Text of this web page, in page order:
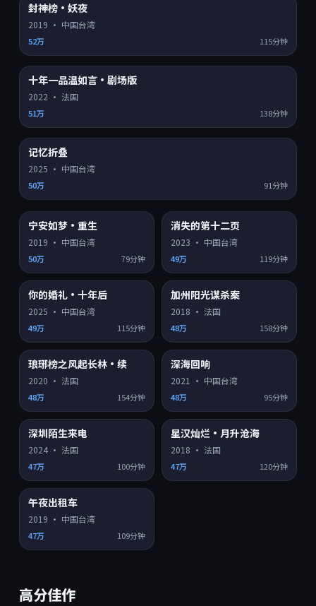
8.0
封神榜·妖夜
2019 · 中国台湾
52万 115分钟
8.2
十年一品温如言·剧场版
2022 · 法国
51万 138分钟
8.9
记忆折叠
2025 · 中国台湾
50万 91分钟
8.3
宁安如梦·重生
2019 · 中国台湾
50万 79分钟
7.2
消失的第十二页
2023 · 中国台湾
49万 119分钟
8.8
你的婚礼·十年后
2025 · 中国台湾
49万 115分钟
7.4
加州阳光谋杀案
2018 · 法国
48万 158分钟
6.8
琅琊榜之风起长林·续
2020 · 法国
48万 154分钟
8.1
深海回响
2021 · 中国台湾
48万 95分钟
8.4
深圳陌生来电
2024· 法国
47万 100分钟
7.8
星汉灿烂·月升沧海
2018 · 法国
47万 120分钟
8.6
午夜出租车
2019 · 中国台湾
47万 109分钟
高分佳作